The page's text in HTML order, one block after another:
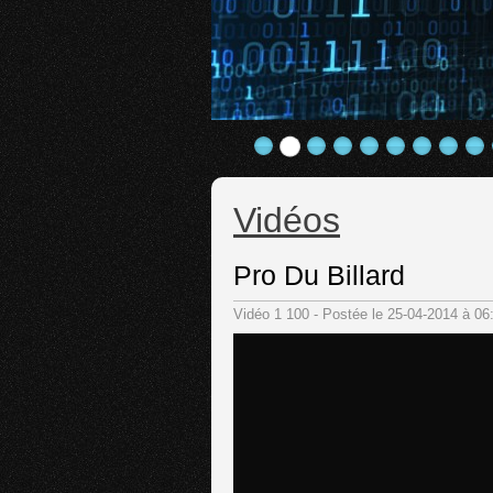
Vidéos
Pro Du Billard
Vidéo 1 100 - Postée le 25-04-2014 à